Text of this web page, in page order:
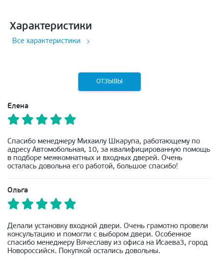
Характеристики
Все характеристики
ОТЗЫВЫ
Елена
Спасибо менеджеру Михаилу Шкарупа, работающему по
адресу Автомобольная, 10, за квалифицированную помощь
в подборе межкомнатных и входных дверей. Очень
осталась довольна его работой, большое спасибо!
Ольга
Делали установку входной двери. Очень грамотно провели
консультацию и помогли с выбором двери. Особенное
спасибо менеджеру Вячеславу из офиса на Исаева3, город
Новороссийск. Покупкой остались довольны.